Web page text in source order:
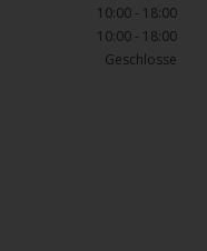
10:00 - 18:00
10:00 - 18:00
Geschlosse